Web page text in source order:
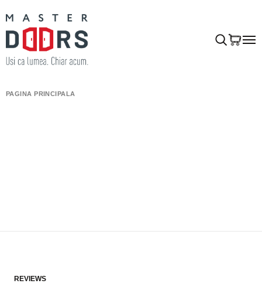
PAGINA PRINCIPALĂ
REVIEWS